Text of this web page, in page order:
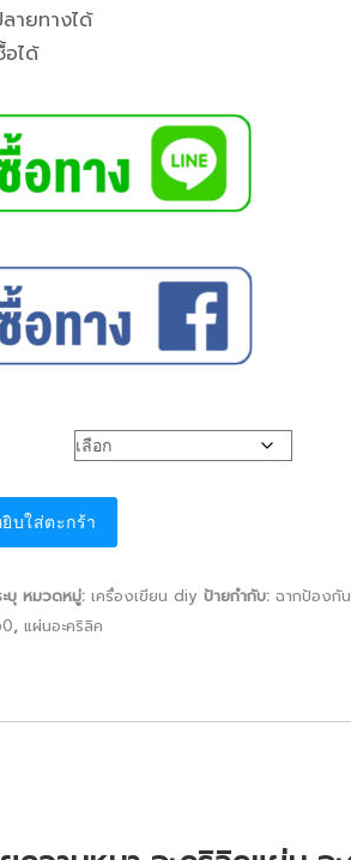
ายทางได้
อได้
บใส่ตะกร้า
บุ หมวดหมู่:เครื่องเขียน diy ป้ายกำกับ:ฉากป้องกัน
,แผ่นอะคริลิค